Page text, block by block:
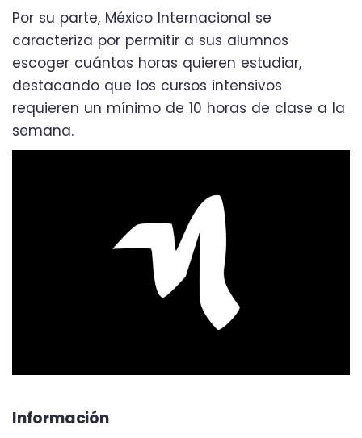
Por su parte, México Internacional se
caracteriza por permitir a sus alumnos
escoger cuántas horas quieren estudiar,
destacando que los cursos intensivos
requieren un mínimo de 10 horas de clase a la
semana.
Información